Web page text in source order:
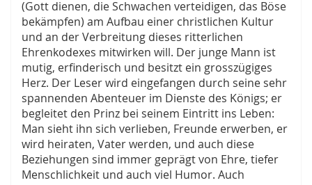
(Gott dienen, die Schwachen verteidigen, das Böse
bekämpfen) am Aufbau einer christlichen Kultur
und an der Verbreitung dieses ritterlichen
Ehrenkodexes mitwirken will. Der junge Mann ist
mutig, erfinderisch und besitzt ein grosszügiges
Herz. Der Leser wird eingefangen durch seine sehr
spannenden Abenteuer im Dienste des Königs; er
begleitet den Prinz bei seinem Eintritt ins Leben:
Man sieht ihn sich verlieben, Freunde erwerben, er
wird heiraten, Vater werden, und auch diese
Beziehungen sind immer geprägt von Ehre, tiefer
Menschlichkeit und auch viel Humor. Auch